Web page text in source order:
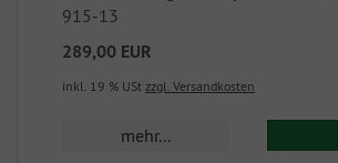
915-13
289,00 EUR
inkl. 19 % USt zzgl. Versandkosten
mehr...